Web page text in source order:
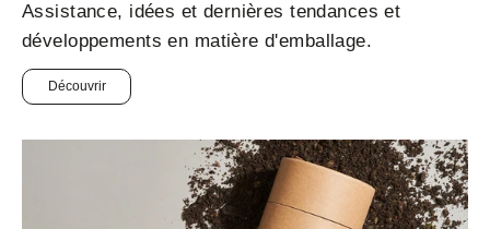
Assistance, idées et dernières tendances et
développements en matière d'emballage.
Découvrir